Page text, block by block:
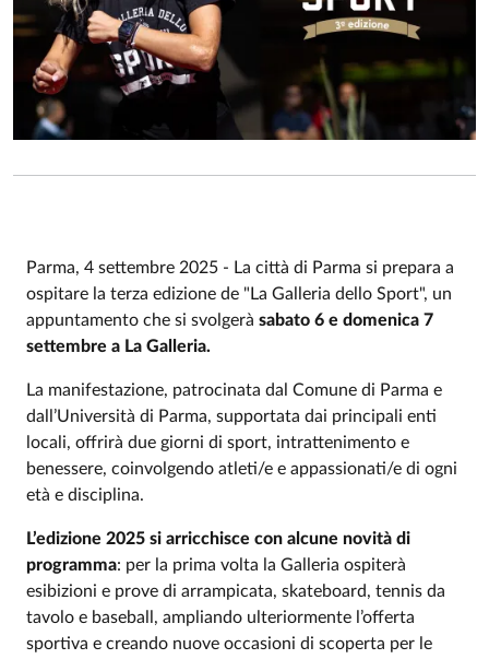
Parma, 4 settembre 2025 - La città di Parma si prepara a
ospitare la terza edizione de "La Galleria dello Sport", un
appuntamento che si svolgerà sabato 6 e domenica 7
settembre a La Galleria.
La manifestazione, patrocinata dal Comune di Parma e
dall’Università di Parma, supportata dai principali enti
locali, offrirà due giorni di sport, intrattenimento e
benessere, coinvolgendo atleti/e e appassionati/e di ogni
età e disciplina.
L’edizione 2025 si arricchisce con alcune novità di
programma: per la prima volta la Galleria ospiterà
esibizioni e prove di arrampicata, skateboard, tennis da
tavolo e baseball, ampliando ulteriormente l’offerta
sportiva e creando nuove occasioni di scoperta per le